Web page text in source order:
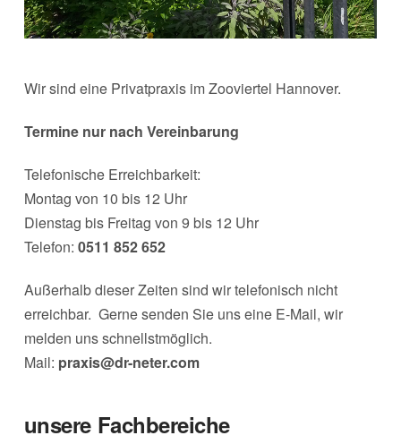
Wir sind eine Privatpraxis im Zooviertel Hannover.
Termine nur nach Vereinbarung
Telefonische Erreichbarkeit:
Montag von 10 bis 12 Uhr
Dienstag bis Freitag von 9 bis 12 Uhr
Telefon: 0511 852 652
Außerhalb dieser Zeiten sind wir telefonisch nicht
erreichbar. Gerne senden Sie uns eine E-Mail, wir
melden uns schnellstmöglich.
Mail: praxis@dr-neter.com
unsere Fachbereiche